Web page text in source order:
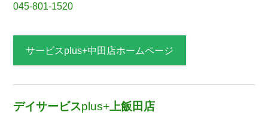
045-801-1520
サービスplus+中田店ホームページ
デイサービスplus+ 上飯田店